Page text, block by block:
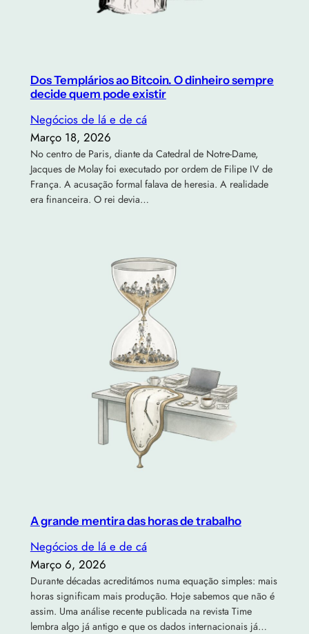
Dos Templários ao Bitcoin. O dinheiro sempre
decide quem pode existir
Negócios de lá e de cá
Março 18, 2026
No centro de Paris, diante da Catedral de Notre-Dame,
Jacques de Molay foi executado por ordem de Filipe IV de
França. A acusação formal falava de heresia. A realidade
era financeira. O rei devia…
A grande mentira das horas de trabalho
Negócios de lá e de cá
Março 6, 2026
Durante décadas acreditámos numa equação simples: mais
horas significam mais produção. Hoje sabemos que não é
assim. Uma análise recente publicada na revista Time
lembra algo já antigo e que os dados internacionais já…